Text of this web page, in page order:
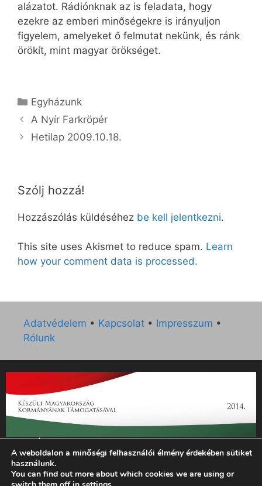
alázatot. Rádiónknak az is feladata, hogy
ezekre az emberi minőségekre is irányuljon
figyelem, amelyeket ő felmutat nekünk, és ránk
örökít, mint magyar örökséget.
Kategória
Egyházunk
A Nyír Farkröpér
Hetilap 2009.10.18.
Szólj hozzá!
Hozzászólás küldéséhez be kell jelentkezni.
This site uses Akismet to reduce spam. Learn
how your comment data is processed.
Adatvédelem • Kapcsolat • Impresszum •
Rólunk
„Az Új Ember katolikus hetilap 2014. évi működésének
támogatását az EGYH-KCP-14-P-0121 sz. támogatási
szerződés keretében 3 000 000 Ft összegben támogatta az
Emberi Erőforrások Minisztériuma.”
A weboldalon a minőségi felhasználói élmény érdekében sütiket
használunk.
You can find out more about which cookies we are using or